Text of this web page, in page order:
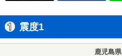
震度1
鹿児島県